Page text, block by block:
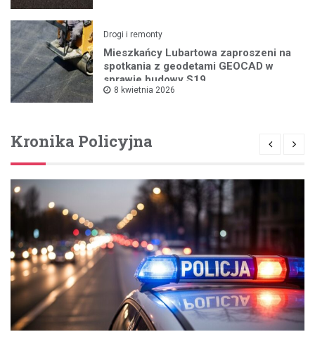
Drogi i remonty
Mieszkańcy Lubartowa zaproszeni na
spotkania z geodetami GEOCAD w
sprawie budowy S19
8 kwietnia 2026
Kronika Policyjna